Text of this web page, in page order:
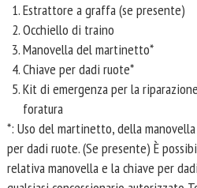
Estrattore a graffa (se presente)
Occhiello di traino
Manovella del martinetto*
Chiave per dadi ruote*
Kit di emergenza per la
foratura
*: Uso del martinetto, della
per dadi ruote. (Se presente) È
relativa manovella e la chiave per